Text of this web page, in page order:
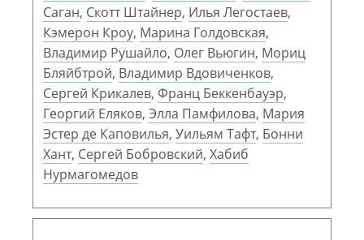
Саган, Скотт Штайнер, Илья Легостаев,
Кэмерон Кроу, Марина Голдовская,
Владимир Рушайло, Олег Вьюгин, Мориц
Бляйбтрой, Владимир Вдовиченков,
Сергей Крикалев, Франц Беккенбауэр,
Георгий Еляков, Элла Памфилова, Мария
Эстер де Каповилья, Уильям Тафт, Бонни
Хант, Сергей Бобровский, Хабиб
Нурмагомедов